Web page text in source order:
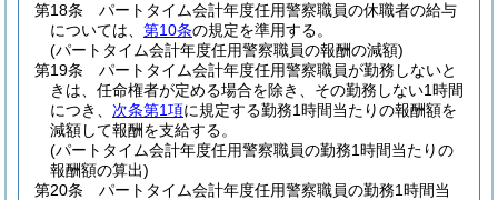
第18条
パートタイム会計年度任用警察職員の休職者の給与
については、 第10条の規定を準用する。
(パートタイム会計年度任用警察職員の報酬の減額)
第19条
パートタイム会計年度任用警察職員が勤務しないと
きは、任命権者が定める場合を除き、その勤務しない1時間
につき、 次条第1項に規定する勤務1時間当たりの報酬額を
減額して報酬を支給する。
(パートタイム会計年度任用警察職員の勤務1時間当たりの
報酬額の算出)
第20条
パートタイム会計年度任用警察職員の勤務1時間当